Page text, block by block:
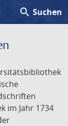
search Suchen
im Jahr 1734